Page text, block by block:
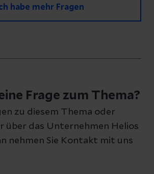
habe mehr Fragen
eine Nachricht und geben
Adresse an, damit wir uns bei
Frage zum Thema?
zu diesem Thema oder
über das Unternehmen Helios
nehmen Sie Kontakt mit uns